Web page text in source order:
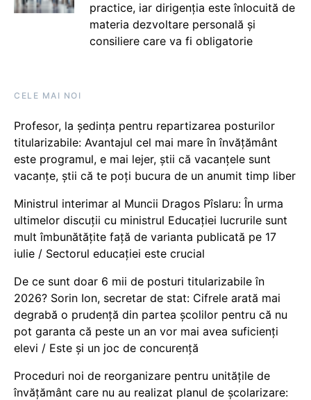
practice, iar dirigenția este înlocuită de
materia dezvoltare personală și
consiliere care va fi obligatorie
CELE MAI NOI
Profesor, la ședința pentru repartizarea posturilor
titularizabile: Avantajul cel mai mare în învățământ
este programul, e mai lejer, știi că vacanțele sunt
vacanţe, știi că te poți bucura de un anumit timp liber
Ministrul interimar al Muncii Dragos Pîslaru: În urma
ultimelor discuții cu ministrul Educației lucrurile sunt
mult îmbunătățite față de varianta publicată pe 17
iulie / Sectorul educației este crucial
De ce sunt doar 6 mii de posturi titularizabile în
2026? Sorin Ion, secretar de stat: Cifrele arată mai
degrabă o prudență din partea școlilor pentru că nu
pot garanta că peste un an vor mai avea suficienți
elevi / Este și un joc de concurență
Proceduri noi de reorganizare pentru unitățile de
învățământ care nu au realizat planul de școlarizare: